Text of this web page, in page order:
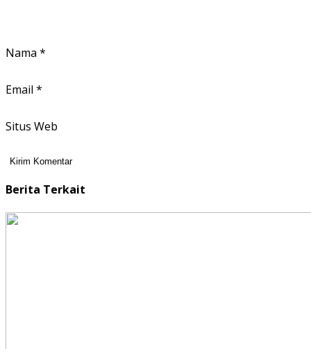
Nama *
Email *
Situs Web
Berita Terkait